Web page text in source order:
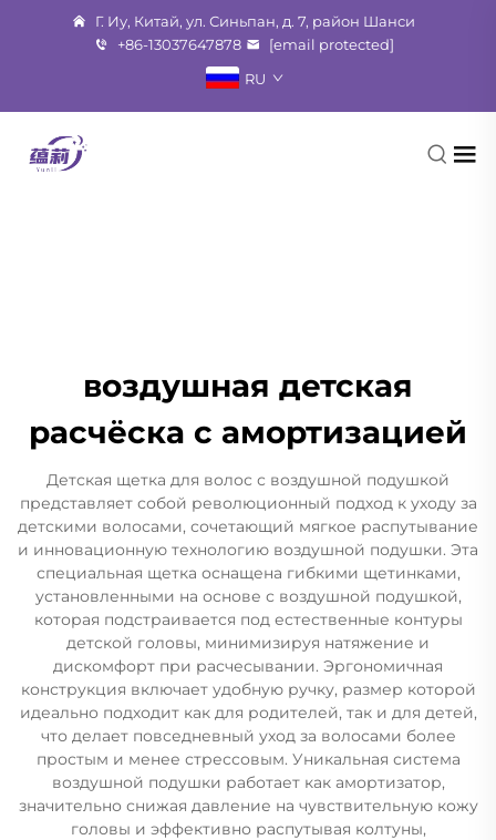
Г. Иу, Китай, ул. Синьпан, д. 7, район Шанси
+86-13037647878
[email protected]
RU
воздушная детская
расчёска с амортизацией
Детская щетка для волос с воздушной подушкой
представляет собой революционный подход к уходу за
детскими волосами, сочетающий мягкое распутывание
и инновационную технологию воздушной подушки. Эта
специальная щетка оснащена гибкими щетинками,
установленными на основе с воздушной подушкой,
которая подстраивается под естественные контуры
детской головы, минимизируя натяжение и
дискомфорт при расчесывании. Эргономичная
конструкция включает удобную ручку, размер которой
идеально подходит как для родителей, так и для детей,
что делает повседневный уход за волосами более
простым и менее стрессовым. Уникальная система
воздушной подушки работает как амортизатор,
значительно снижая давление на чувствительную кожу
головы и эффективно распутывая колтуны,